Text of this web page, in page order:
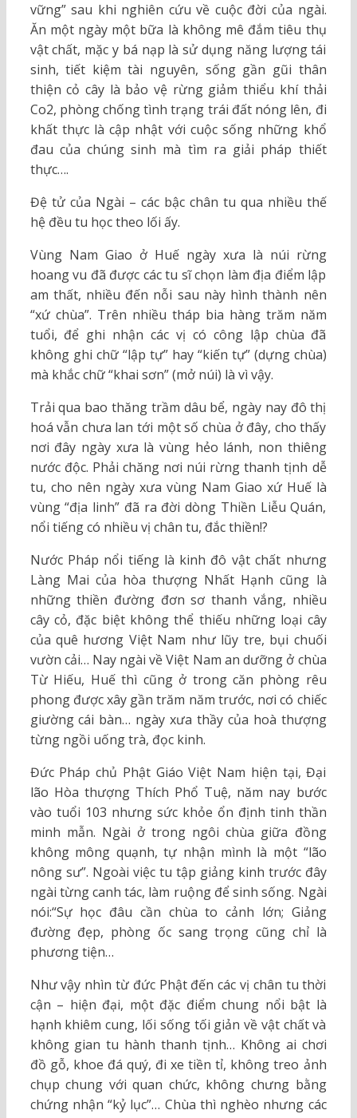
vững” sau khi nghiên cứu về cuộc đời của ngài.
Ăn một ngày một bữa là không mê đắm tiêu thụ
vật chất, mặc y bá nạp là sử dụng năng lượng tái
sinh, tiết kiệm tài nguyên, sống gần gũi thân
thiện cỏ cây là bảo vệ rừng giảm thiểu khí thải
Co2, phòng chống tình trạng trái đất nóng lên, đi
khất thực là cập nhật với cuộc sống những khổ
đau của chúng sinh mà tìm ra giải pháp thiết
thực….
Đệ tử của Ngài – các bậc chân tu qua nhiều thế
hệ đều tu học theo lối ấy.
Vùng Nam Giao ở Huế ngày xưa là núi rừng
hoang vu đã được các tu sĩ chọn làm địa điểm lập
am thất, nhiều đến nỗi sau này hình thành nên
“xứ chùa”. Trên nhiều tháp bia hàng trăm năm
tuổi, để ghi nhận các vị có công lập chùa đã
không ghi chữ “lập tự” hay “kiến tự” (dựng chùa)
mà khắc chữ “khai sơn” (mở núi) là vì vậy.
Trải qua bao thăng trầm dâu bể, ngày nay đô thị
hoá vẫn chưa lan tới một số chùa ở đây, cho thấy
nơi đây ngày xưa là vùng hẻo lánh, non thiêng
nước độc. Phải chăng nơi núi rừng thanh tịnh dễ
tu, cho nên ngày xưa vùng Nam Giao xứ Huế là
vùng “địa linh” đã ra đời dòng Thiền Liễu Quán,
nổi tiếng có nhiều vị chân tu, đắc thiền!?
Nước Pháp nổi tiếng là kinh đô vật chất nhưng
Làng Mai của hòa thượng Nhất Hạnh cũng là
những thiền đường đơn sơ thanh vắng, nhiều
cây cỏ, đặc biệt không thể thiếu những loại cây
của quê hương Việt Nam như lũy tre, bụi chuối
vườn cải… Nay ngài về Việt Nam an dưỡng ở chùa
Từ Hiếu, Huế thì cũng ở trong căn phòng rêu
phong được xây gần trăm năm trước, nơi có chiếc
giường cái bàn… ngày xưa thầy của hoà thượng
từng ngồi uống trà, đọc kinh.
Đức Pháp chủ Phật Giáo Việt Nam hiện tại, Đại
lão Hòa thượng Thích Phổ Tuệ, năm nay bước
vào tuổi 103 nhưng sức khỏe ổn định tinh thần
minh mẫn. Ngài ở trong ngôi chùa giữa đồng
không mông quạnh, tự nhận mình là một “lão
nông sư”. Ngoài việc tu tập giảng kinh trước đây
ngài từng canh tác, làm ruộng để sinh sống. Ngài
nói:“Sự học đâu cần chùa to cảnh lớn; Giảng
đường đẹp, phòng ốc sang trọng cũng chỉ là
phương tiện…
Như vậy nhìn từ đức Phật đến các vị chân tu thời
cận – hiện đại, một đặc điểm chung nổi bật là
hạnh khiêm cung, lối sống tối giản về vật chất và
không gian tu hành thanh tịnh… Không ai chơi
đồ gỗ, khoe đá quý, đi xe tiền tỉ, không treo ảnh
chụp chung với quan chức, không chưng bằng
chứng nhận “kỷ lục”… Chùa thì nghèo nhưng các